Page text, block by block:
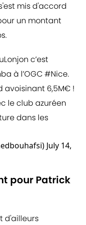
mis d'accord
un montant
c’est
à l’OGC#Nice.
avoisinant 6,5M€ !
le club azuréen
dans les
July 14,
pour Patrick
d'ailleurs